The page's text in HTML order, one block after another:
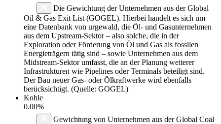
Die Gewichtung der Unternehmen aus der Global
Oil & Gas Exit List (GOGEL). Hierbei handelt es sich um
eine Datenbank von urgewald, die Öl- und Gasunternehmen
aus dem Upstream-Sektor – also solche, die in der
Exploration oder Förderung von Öl und Gas als fossilen
Energieträgern tätig sind – sowie Unternehmen aus dem
Midstream-Sektor umfasst, die an der Planung weiterer
Infrastrukturen wie Pipelines oder Terminals beteiligt sind.
Der Bau neuer Gas- oder Ölkraftwerke wird ebenfalls
berücksichtigt. (Quelle: GOGEL)
Kohle
0.00%
Gewichtung von Unternehmen aus der Global Coal